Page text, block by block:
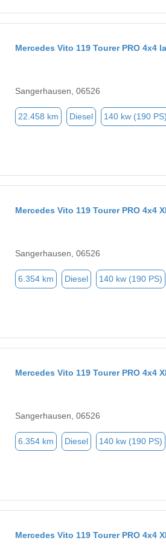
Mercedes Vito 119 Tourer PRO 4x4
Sangerhausen, 06526
22.458 km Diesel 140 kw (190 PS)
Mercedes Vito 119 Tourer PRO 4x4
Sangerhausen, 06526
6.354 km Diesel 140 kw (190 PS)
Mercedes Vito 119 Tourer PRO 4x4
Sangerhausen, 06526
6.354 km Diesel 140 kw (190 PS)
Mercedes Vito 119 Tourer PRO 4x4